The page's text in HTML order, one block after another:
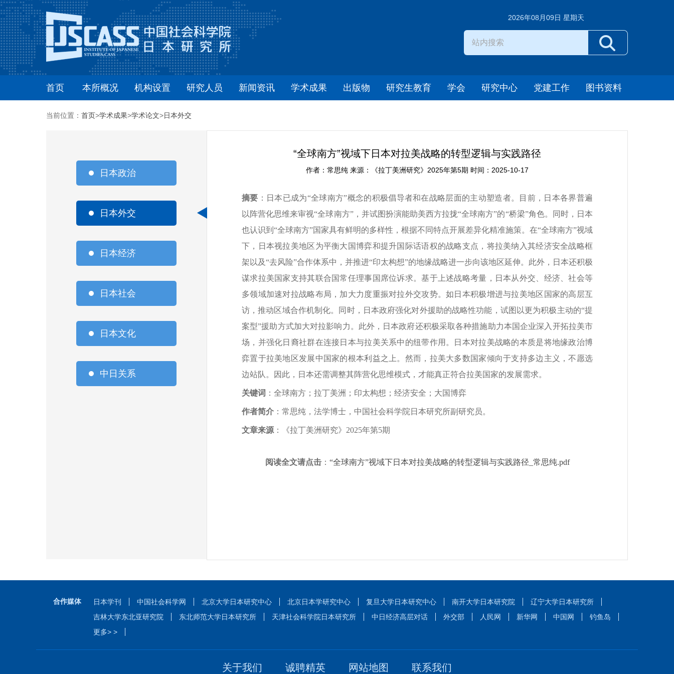
2026年08月09日 星期天
首页 本所概况 机构设置 研究人员 新闻资讯 学术成果 出版物 研究生教育 学会 研究中心 党建工作 图书资料
当前位置： 首页>学术成果>学术论文>日本外交
日本政治
日本外交
日本经济
日本社会
日本文化
中日关系
“全球南方”视域下日本对拉美战略的转型逻辑与实践路径
作者：常思纯 来源：《拉丁美洲研究》2025年第5期 时间：2025-10-17
摘要 ：日本已成为“全球南方”概念的积极倡导者和在战略层面的主动塑造者。目前，日本各界普遍
以阵营化思维来审视“全球南方”，并试图扮演能助美西方拉拢“全球南方”的“桥梁”角色。同时，日本
也认识到“全球南方”国家具有鲜明的多样性，根据不同特点开展差异化精准施策。在“全球南方”视域
下，日本视拉美地区为平衡大国博弈和提升国际话语权的战略支点，将拉美纳入其经济安全战略框
架以及“去风险”合作体系中，并推进“印太构想”的地缘战略进一步向该地区延伸。此外，日本还积极
谋求拉美国家支持其联合国常任理事国席位诉求。基于上述战略考量，日本从外交、经济、社会等
多领域加速对拉战略布局，加大力度重振对拉外交攻势。如日本积极增进与拉美地区国家的高层互
访，推动区域合作机制化。同时，日本政府强化对外援助的战略性功能，试图以更为积极主动的“提
案型”援助方式加大对拉影响力。此外，日本政府还积极采取各种措施助力本国企业深入开拓拉美市
场，并强化日裔社群在连接日本与拉美关系中的纽带作用。日本对拉美战略的本质是将地缘政治博
弈置于拉美地区发展中国家的根本利益之上。然而，拉美大多数国家倾向于支持多边主义，不愿选
边站队。因此，日本还需调整其阵营化思维模式，才能真正符合拉美国家的发展需求。
关键词 ：全球南方；拉丁美洲；印太构想；经济安全；大国博弈
作者简介 ：常思纯， 法学博士， 中国社会科学院日本研究所副研究员。
文章来源 ：《拉丁美洲研究》2025年第5期
阅读全文请点击： “全球南方”视域下日本对拉美战略的转型逻辑与实践路径_常思纯.pdf
合作媒体 日本学刊 中国社会科学网 北京大学日本研究中心 北京日本学研究中心 复旦大学日本研究中心 南开大学日本研究院
辽宁大学日本研究所
吉林大学东北亚研究院
东北师范大学日本研究所 天津社会科学院日本研究所 中日经济高层对话 外交部 人民网 新华网 中国网
钓鱼岛
更多> >
关于我们 诚聘精英 网站地图 联系我们